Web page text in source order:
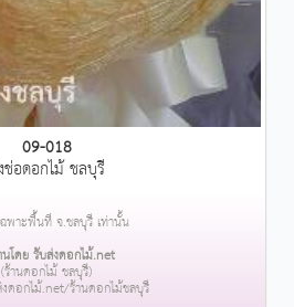
09-018
ช่อดอกไม้ ชลบุรี
ฉพาะพื้นที่ จ.ชลบุรี เท่านั้น
นโดย รับส่งดอกไม้.net
(ร้านดอกไม้ ชลบุรี)
อกไม้.net/ร้านดอกไม้ชลบุรี